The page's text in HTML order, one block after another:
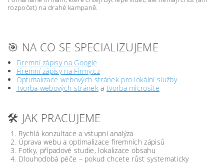
rozpočet) na drahé kampaně.
🎯 NA CO SE SPECIALIZUJEME
Firemní zápisy na Google
Firemní zápisy na Firmy.cz
Optimalizace webových stránek pro lokální služby
Tvorba webových stráneka tvorba microsite
🛠️ JAK PRACUJEME
Rychlá konzultace a vstupní analýza
Úprava webu a optimalizace firemních zápisů
Fotky, případové studie, lokalizace obsahu
Dlouhodobá péče – pokud chcete růst systematicky